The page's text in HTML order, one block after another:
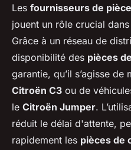
Les fournisseurs de
jouent un rôle crucial
Grâce à un réseau de
disponibilité des pièces
garantie, qu’il s’agisse
Citroën C3 ou de
le Citroën Jumper.
réduit le délai d'attente,
rapidement les pièces de